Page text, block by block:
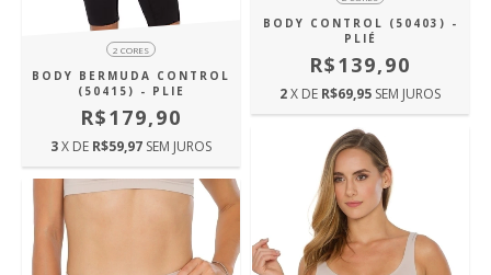
2 CORES
BODY BERMUDA CONTROL
(50415) - PLIE
R$179,90
3X DE R$59,97 SEM JUROS
BODY CONTROL (50403) -
PLIÉ
R$139,90
2X DE R$69,95 SEM JUROS